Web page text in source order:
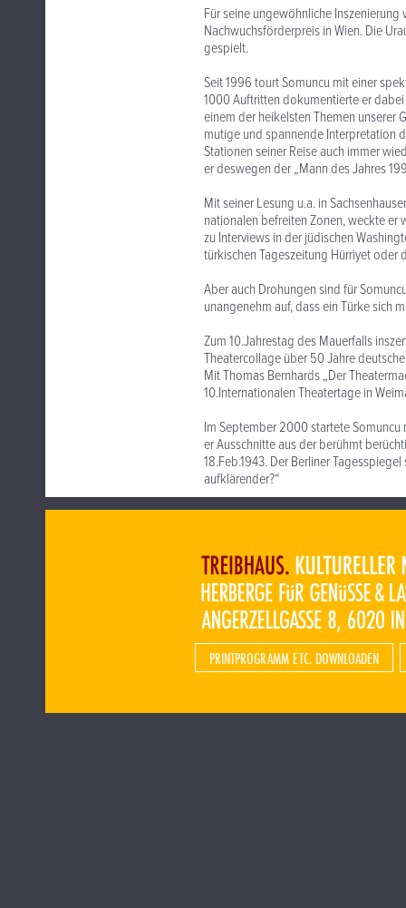
Für seine ungewöhnliche
Nachwuchsförderpreis in Wien. Die
gespielt.
Seit 1996 tourt Somuncu mit einer
1000 Auftritten dokumentierte er
einem der heikelsten Themen unserer
mutige und spannende Interpretation
Stationen seiner Reise auch immer
er deswegen der „Mann des Jahres
Mit seiner Lesung u.a. in
nationalen befreiten Zonen, weckte er
zu Interviews in der jüdischen
türkischen Tageszeitung Hürriyet oder
Aber auch Drohungen sind für
unangenehm auf, dass ein Türke sich
Zum 10.Jahrestag des Mauerfalls
Theatercollage über 50 Jahre
Mit Thomas Bernhards „Der
10.Internationalen Theatertage in
Im September 2000 startete
er Ausschnitte aus der berühmt
18.Feb.1943. Der Berliner
aufklärender?“
PRINTPROGRAMM ETC. DOWNLOADEN